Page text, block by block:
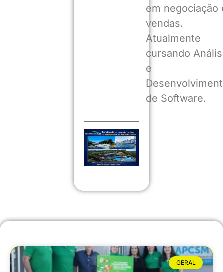
em negociação
vendas.
Atualmente
cursando
e
de Software.
GERAL